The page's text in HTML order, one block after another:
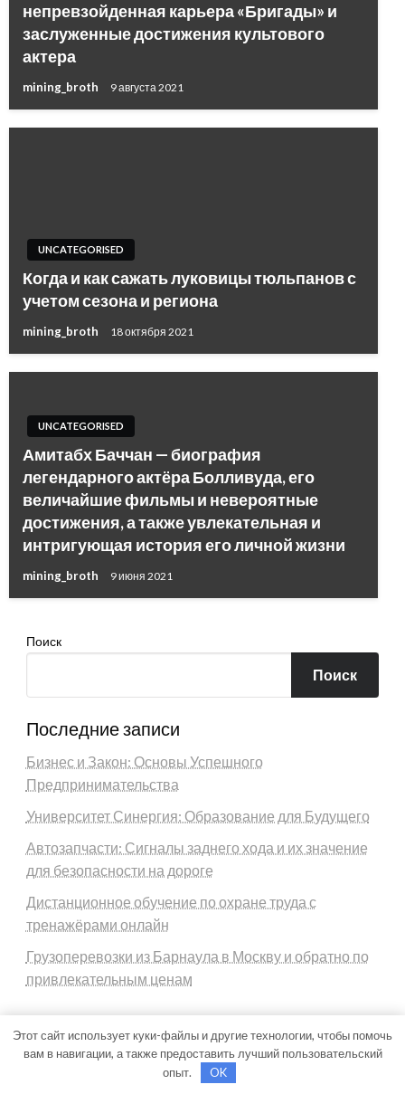
непревзойденная карьера «Бригады» и
заслуженные достижения культового
актера
mining_broth 9 августа 2021
UNCATEGORISED
Когда и как сажать луковицы тюльпанов с
учетом сезона и региона
mining_broth 18 октября 2021
UNCATEGORISED
Амитабх Баччан — биография
легендарного актёра Болливуда, его
величайшие фильмы и невероятные
достижения, а также увлекательная и
интригующая история его личной жизни
mining_broth 9 июня 2021
Поиск
Поиск
Последние записи
Бизнес и Закон: Основы Успешного
Предпринимательства
Университет Синергия: Образование для Будущего
Автозапчасти: Сигналы заднего хода и их значение
для безопасности на дороге
Дистанционное обучение по охране труда с
тренажёрами онлайн
Грузоперевозки из Барнаула в Москву и обратно по
привлекательным ценам
Архив
Май 2026
Этот сайт использует куки-файлы и другие технологии, чтобы помочь
вам в навигации, а также предоставить лучший пользовательский
опыт.
OK